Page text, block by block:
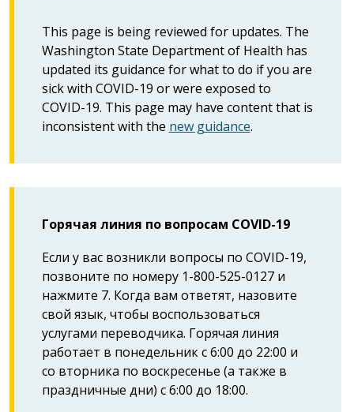
This page is being reviewed for updates. The
Washington State Department of Health has
updated its guidance for what to do if you are
sick with COVID-19 or were exposed to
COVID-19. This page may have content that is
inconsistent with the new guidance.
Горячая линия по вопросам COVID-19
Если у вас возникли вопросы по COVID-19,
позвоните по номеру 1-800-525-0127 и
нажмите 7. Когда вам ответят, назовите
свой язык, чтобы воспользоваться
услугами переводчика. Горячая линия
работает в понедельник с 6:00 до 22:00 и
со вторника по воскресенье (а также в
праздничные дни) с 6:00 до 18:00.